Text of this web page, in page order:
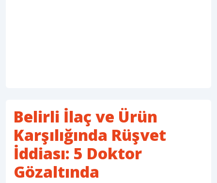
Belirli İlaç ve Ürün
Karşılığında Rüşvet
İddiası: 5 Doktor
Gözaltında